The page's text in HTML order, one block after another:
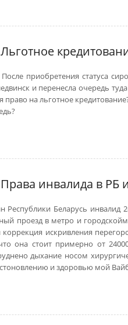
Льготное
приобретения статуса
и перенесла очередь
на льготное
Права инвалида в РБ
Республики Беларусь
проезд в метро и
искривления
она стоит примерно от
дыхание носом
и здоровью мой